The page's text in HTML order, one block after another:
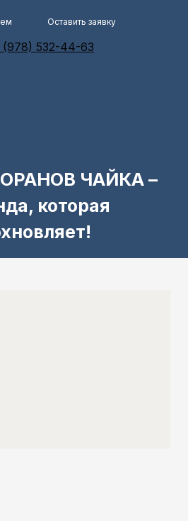
Оставить заявку
(978) 532-44-63
ЧАЙКА –
которая